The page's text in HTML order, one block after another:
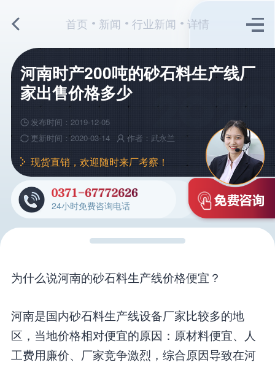
首页 新闻 行业新闻 详情
河南时产200吨的砂石料生产线厂
家出售价格多少
发布时间：2019-12-05
更新时间：2020-03-14
作者：武永兰
现货直销，欢迎随时来厂考察！
24小时免费咨询电话
为什么说河南的砂石料生产线价格便宜？
河南是国内砂石料生产线设备厂家比较多的地
区，当地价格相对便宜的原因：原材料便宜、人
工费用廉价、厂家竞争激烈，综合原因导致在河